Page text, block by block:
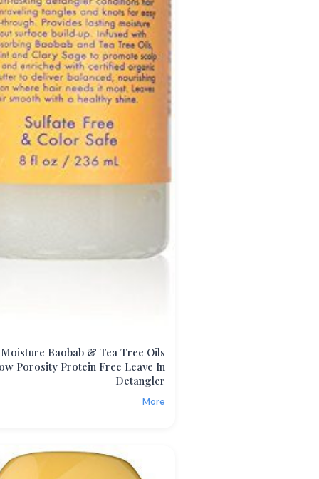
Baobab & Tea Tree Oils
Porosity Protein Free Leave In
Detangler
More